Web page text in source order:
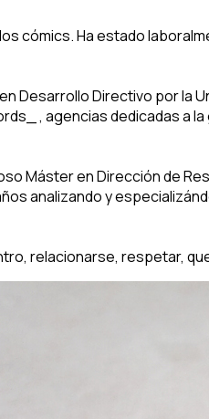
cómics. Ha estado
Desarrollo Directivo por la
, agencias dedicadas
Máster en Dirección de
analizando y
relacionarse, respetar,